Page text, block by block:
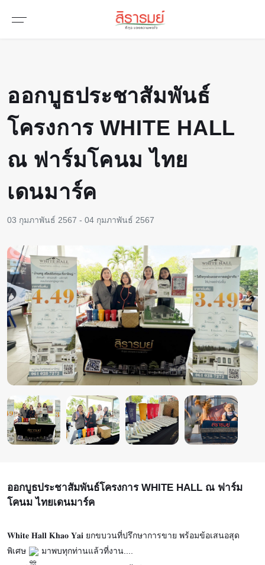
ออกบูธประชาสัมพันธ์
โครงการ WHITE HALL
ณ ฟาร์มโคนม ไทย
เดนมาร์ค
03 กุมภาพันธ์ 2567 - 04 กุมภาพันธ์ 2567
ออกบูธประชาสัมพันธ์โครงการ WHITE HALL ณ ฟาร์ม
โคนม ไทยเดนมาร์ค
𝐖𝐡𝐢𝐭𝐞 𝐇𝐚𝐥𝐥 𝐊𝐡𝐚𝐨 𝐘𝐚𝐢 ยกขบวนที่ปรึกษาการขาย พร้อมข้อเสนอสุด
พิเศษ
มาพบทุกท่านแล้วที่งาน....